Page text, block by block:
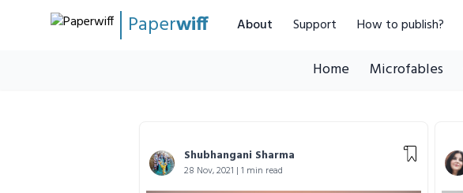
Paperwiff About Support How to publish?
Home Microfables
Shubhangani Sharma
28 Nov, 2021 | 1 min read